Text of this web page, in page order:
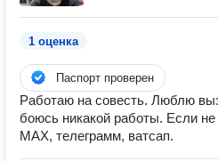
1 оценка
Паспорт проверен
Работаю на совесть. Люблю
боюсь никакой работы. Если
МАХ, телеграмм, ватсап.